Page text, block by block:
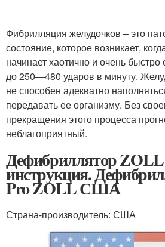
Фибрилляция желудочков – это
состояние, которое возникает,
начинает хаотично и очень быстро
до 250—480 ударов в минуту.
не способен адекватно
передавать ее организму. Без
прекращения этого процесса
неблагоприятный.
Дефибриллятор
инструкция.
Pro ZOLL США
Страна-производитель: США